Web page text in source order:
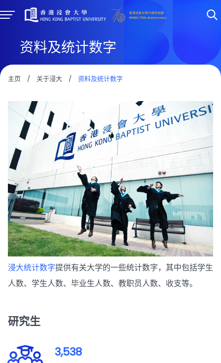
资料及统计数字
主页 / 关于浸大 / 资料及统计数字
浸大统计数字提供有关大学的一些统计数字，其中包括学生
人数、学生人数、毕业生人数、教职员人数、收支等。
研究生
3,538